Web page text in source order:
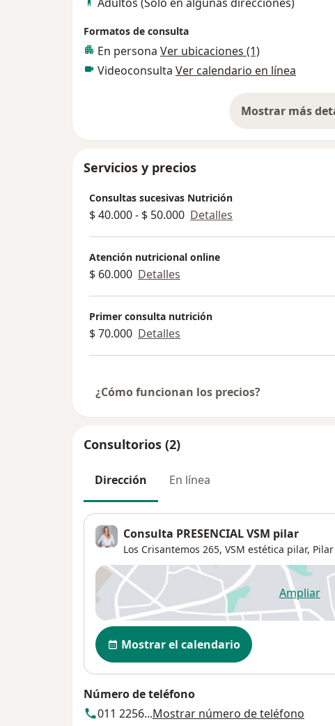
Adultos (Sólo en algunas direcciones)
Formatos de consulta
En persona Ver ubicaciones (1)
Videoconsulta Ver calendario en línea
Mostrar mássobre
Servicios y precios
Consultas sucesivas Nutrición
$ 40.000 - $ 50.000 Detalles
Atención nutricional online
$ 60.000 Detalles
Primer consulta nutrición
$ 70.000 Detalles
¿Cómo funcionan los precios?
Consultorios (2)
Dirección En línea
Consulta PRESENCIAL VSM pilar
Los Crisantemos 265, VSM estética pilar, Pilar
Ampliar
se
Disponibilidad
Mostrar el calendario
Número de teléfono
011 2256...Mostrar número de teléfono